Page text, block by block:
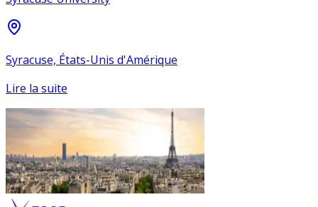
Syracuse, États-Unis d'Amérique
Lire la suite